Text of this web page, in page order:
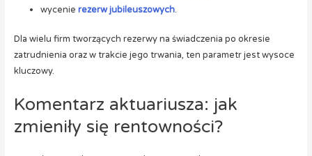
wycenie rezerw jubileuszowych.
Dla wielu firm tworzących rezerwy na świadczenia po okresie
zatrudnienia oraz w trakcie jego trwania, ten parametr jest wysoce
kluczowy.
Komentarz aktuariusza: jak
zmieniły się rentowności?